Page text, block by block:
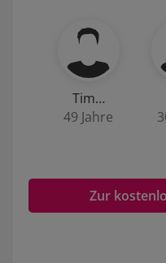
Tim…
49 Jahre
Zur